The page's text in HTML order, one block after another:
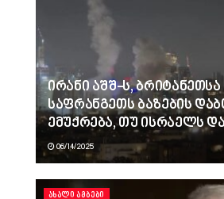
ირანი აშშ-ს,
საფრანგეთს ბაზების
ემუქრება, თუ ისრაელს
06/14/2025
ᲐᲮᲐᲚᲘ ᲐᲛᲑᲔᲑᲘ